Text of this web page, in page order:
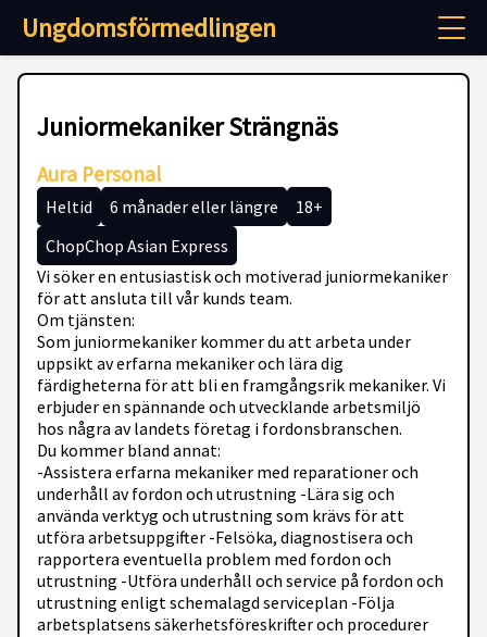
Ungdomsförmedlingen
Juniormekaniker Strängnäs
Aura Personal
Heltid 6 månader eller längre
18+
ChopChop Asian Express
Vi söker en entusiastisk och motiverad juniormekaniker
för att ansluta till vår kunds team.
Om tjänsten:
Som juniormekaniker kommer du att arbeta under
uppsikt av erfarna mekaniker och lära dig
färdigheterna för att bli en framgångsrik mekaniker. Vi
erbjuder en spännande och utvecklande arbetsmiljö
hos några av landets företag i fordonsbranschen.
Du kommer bland annat:
-Assistera erfarna mekaniker med reparationer och
underhåll av fordon och utrustning -Lära sig och
använda verktyg och utrustning som krävs för att
utföra arbetsuppgifter -Felsöka, diagnostisera och
rapportera eventuella problem med fordon och
utrustning -Utföra underhåll och service på fordon och
utrustning enligt schemalagd serviceplan -Följa
arbetsplatsens säkerhetsföreskrifter och procedurer